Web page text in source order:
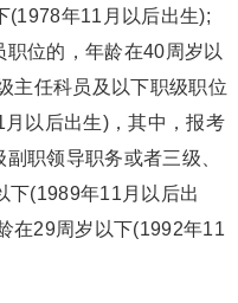
(1978年11月以后出生);
位的，年龄在40周岁以
主任科员及以下职级职位
以后出生)，其中，报考
职领导职务或者三级、
下(1989年11月以后出
在29周岁以下(1992年11